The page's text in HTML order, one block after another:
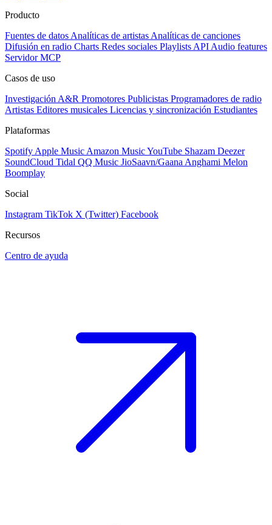
Producto
Fuentes de datos Analíticas de artistas Analíticas de canciones
Difusión en radio Charts Redes sociales Playlists API Audio features
Servidor MCP
Casos de uso
Investigación A&R Promotores Publicistas Programadores de radio
Artistas Editores musicales Licencias y sincronización Estudiantes
Plataformas
Spotify Apple Music Amazon MusicYouTube Shazam Deezer
SoundCloud Tidal QQ Music JioSaavn/Gaana Anghami Melon
Boomplay
Social
Instagram TikTok X (Twitter) Facebook
Recursos
Centro de ayuda